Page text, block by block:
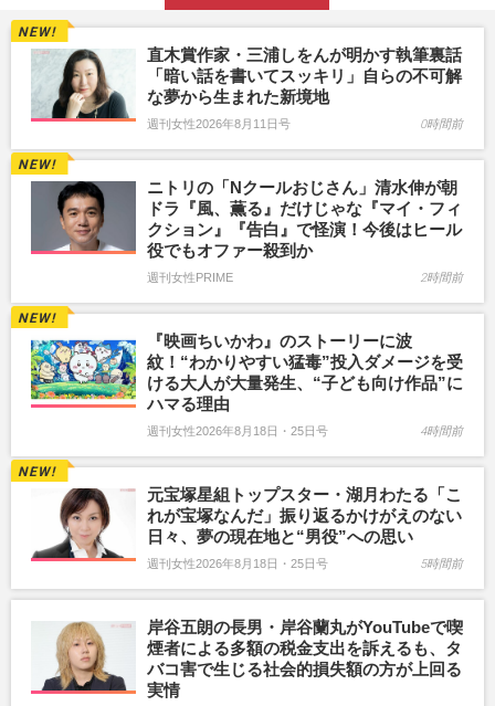
直木賞作家・三浦しをんが明かす執筆裏話
「暗い話を書いてスッキリ」自らの不可解
な夢から生まれた新境地
週刊女性2026年8月11日号 0時間前
ニトリの「Nクールおじさん」清水伸が朝
ドラ『風、薫る』だけじゃな『マイ・フィ
クション』『告白』で怪演！今後はヒール
役でもオファー殺到か
週刊女性PRIME 2時間前
『映画ちいかわ』のストーリーに波
紋！“わかりやすい猛毒”投入ダメージを受
ける大人が大量発生、“子ども向け作品”に
ハマる理由
週刊女性2026年8月18日・25日号 4時間前
元宝塚星組トップスター・湖月わたる「こ
れが宝塚なんだ」振り返るかけがえのない
日々、夢の現在地と“男役”への思い
週刊女性2026年8月18日・25日号 5時間前
岸谷五朗の長男・岸谷蘭丸がYouTubeで喫
煙者による多額の税金支出を訴えるも、タ
バコ害で生じる社会的損失額の方が上回る
実情